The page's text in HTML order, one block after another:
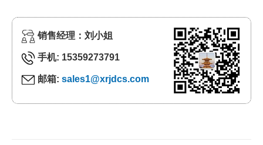
销售经理：刘小姐
手机: 15359273791
邮箱: sales1@xrjdcs.com